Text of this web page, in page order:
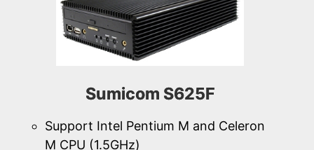
Sumicom S625F
Support Intel Pentium M and Celeron
M CPU (1.5GHz)